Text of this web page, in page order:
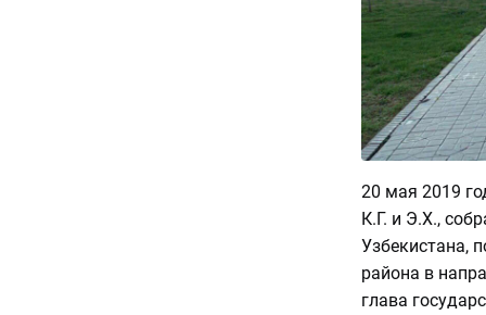
20 мая 2019
К.Г. и Э.Х.,
Узбекистана,
района в
глава